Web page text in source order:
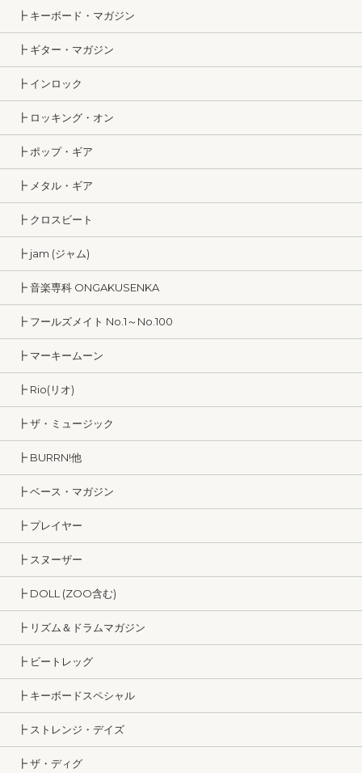
┣ キーボード・マガジン
┣ ギター・マガジン
┣ インロック
┣ ロッキング・オン
┣ ポップ・ギア
┣ メタル・ギア
┣ クロスビート
┣ jam (ジャム)
┣ 音楽専科 ONGAKUSENKA
┣ フールズメイト No.1～No.100
┣ マーキームーン
┣ Rio(リオ)
┣ ザ・ミュージック
┣ BURRN!他
┣ ベース・マガジン
┣ プレイヤー
┣ スヌーザー
┣ DOLL (ZOO含む)
┣ リズム＆ドラムマガジン
┣ ビートレッグ
┣ キーボードスペシャル
┣ ストレンジ・デイズ
┣ ザ・ディグ